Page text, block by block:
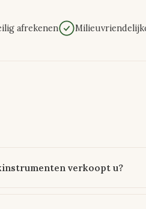
afrekenen
verkoopt u?